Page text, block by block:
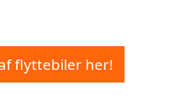
flyttebiler her!